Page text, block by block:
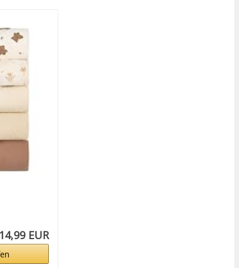
14,99 EUR